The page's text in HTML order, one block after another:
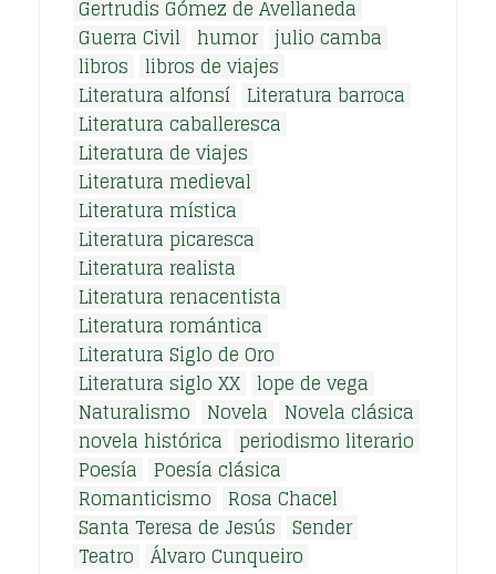
Gertrudis Gómez de Avellaneda
Guerra Civil humor julio camba
libros libros de viajes
Literatura alfonsí Literatura barroca
Literatura caballeresca
Literatura de viajes
Literatura medieval
Literatura mística
Literatura picaresca
Literatura realista
Literatura renacentista
Literatura romántica
Literatura Siglo de Oro
Literatura siglo XX lope de vega
Naturalismo
Novela
Novela clásica
novela histórica periodismo literario
Poesía
Poesía clásica
Romanticismo
Rosa Chacel
Santa Teresa de Jesús Sender
Teatro Álvaro Cunqueiro